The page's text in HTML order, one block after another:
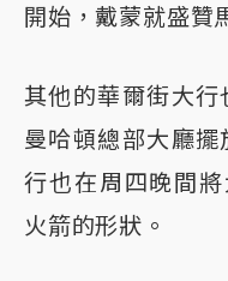
開始，戴蒙就盛贊
其他的華爾街大
曼哈頓總部大廳
行也在周四晚間
火箭的形狀。